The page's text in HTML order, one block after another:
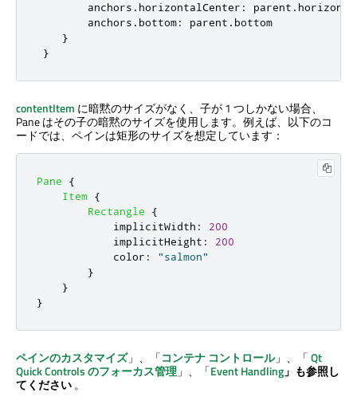
anchors . horizontalCenter : parent .
anchors . bottom: parent . bottom
}
}
contentItem に暗黙のサイズがなく、子が 1 つしかない場合、
Pane はその子の暗黙のサイズを使用します。例えば、以下のコ
ードでは、ペインは矩形のサイズを想定しています：
Pane
{
Item {
Rectangle
{
implicitWidth :
200
implicitHeight :
200
color :
"salmon"
}
}
}
ペインのカスタマイズ」、「コンテナ コントロール」、「Qt
Quick Controlsのフォーカス管理 」、「Event Handling 」も参照し
てください。